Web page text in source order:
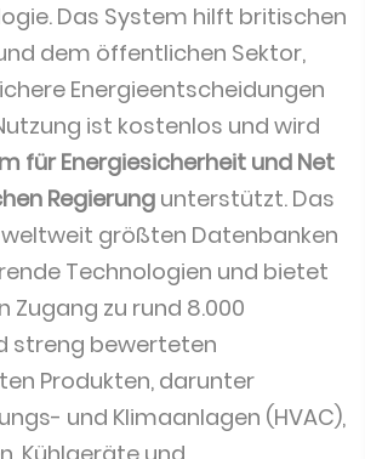
Das System hilft britischen
dem öffentlichen Sektor,
Energieentscheidungen
ist kostenlos und wird
für Energiesicherheit und Net
Regierung unterstützt. Das
weltweit größten Datenbanken
Technologien und bietet
Zugang zu rund 8.000
streng bewerteten
Produkten, darunter
und Klimaanlagen (HVAC),